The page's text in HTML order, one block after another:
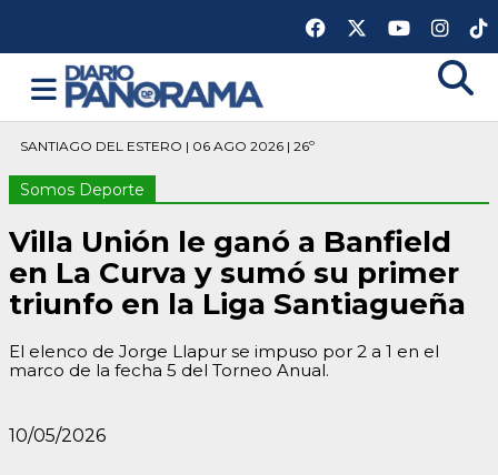
SANTIAGO DEL ESTERO | 06 AGO 2026 | 26º
Somos Deporte
Villa Unión le ganó a Banfield
en La Curva y sumó su primer
triunfo en la Liga Santiagueña
El elenco de Jorge Llapur se impuso por 2 a 1 en el
marco de la fecha 5 del Torneo Anual.
10/05/2026